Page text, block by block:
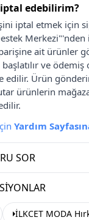
edebilirim?
iptal etmek için
Merkezi"'nden
ait ürünler
ve
edilir. Ürün
ürünlerin
Yardım
SOR
İLKCET MODA